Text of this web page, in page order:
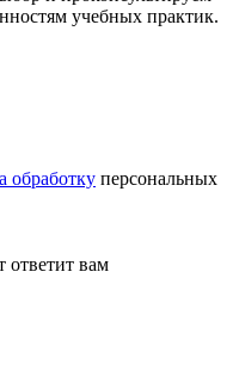
учебных практик.
обработку персональных
ответит вам